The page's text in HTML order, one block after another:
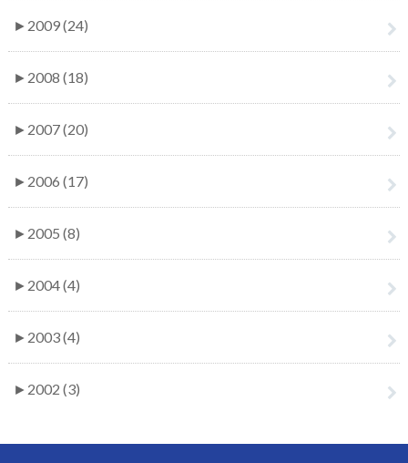
► 2009 (24)
► 2008 (18)
► 2007 (20)
► 2006 (17)
► 2005 (8)
► 2004 (4)
► 2003 (4)
► 2002 (3)